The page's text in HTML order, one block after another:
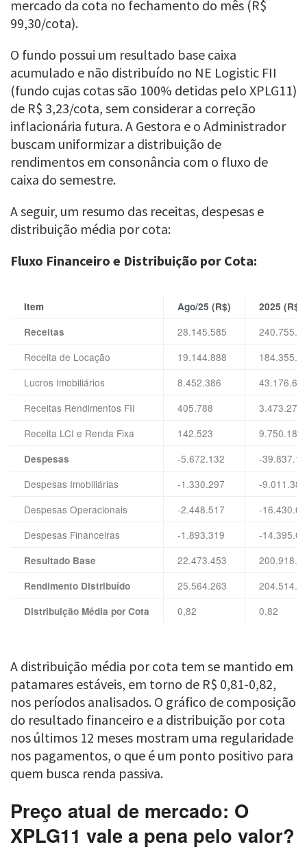
mercado da cota no fechamento do mês (R$
99,30/cota).
O fundo possui um resultado base caixa
acumulado e não distribuído no NE Logistic FII
(fundo cujas cotas são 100% detidas pelo XPLG11)
de R$ 3,23/cota, sem considerar a correção
inflacionária futura. A Gestora e o Administrador
buscam uniformizar a distribuição de
rendimentos em consonância com o fluxo de
caixa do semestre.
A seguir, um resumo das receitas, despesas e
distribuição média por cota:
Fluxo Financeiro e Distribuição por Cota:
Item Ago/25 (R$)
2025 (R$)
Receitas
28.145.585
Receita de Locação
19.144.888
Lucros Imobiliários
8.452.386
Receitas Rendimentos FII
405.788
3.473.272
Receita LCI e Renda Fixa
142.523 9.750.180
Despesas -5.672.132
-
Despesas Imobiliárias
-1.330.297
-9.011.380
Despesas Operacionais
-2.448.517
-
Despesas Financeiras
-1.893.319 -
Resultado Base 22.473.453
Rendimento Distribuído 25.564.263
Distribuição Média por Cota 0,82 0,82
A distribuição média por cota tem se mantido em
patamares estáveis, em torno de R$ 0,81-0,82,
nos períodos analisados. O gráfico de composição
do resultado financeiro e a distribuição por cota
nos últimos 12 meses mostram uma regularidade
nos pagamentos, o que é um ponto positivo para
quem busca renda passiva.
Preço atual de mercado: O
XPLG11 vale a pena pelo valor?